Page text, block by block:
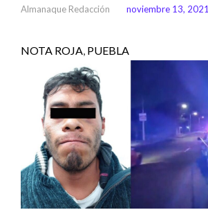
Almanaque Redacción noviembre 13, 2021
NOTA ROJA PUEBLA